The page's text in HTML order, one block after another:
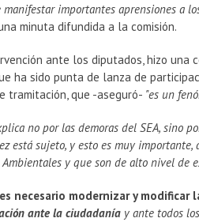
manifestar importantes aprensiones a
minuta difundida a la comisión.
ante los diputados, hizo una
ha sido punta de lanza de
tramitación, que -aseguró- "es un
no por las demoras del SEA, sino
está sujeto, y esto es muy
Ambientales y que son de alto nivel de
necesario modernizar y
ante la ciudadanía y ante todos